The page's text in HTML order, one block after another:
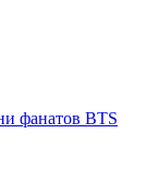
фанатов BTS